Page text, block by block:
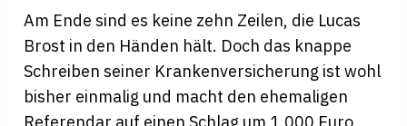
Am Ende sind es keine zehn Zeilen, die Lucas
Brost in den Händen hält. Doch das knappe
Schreiben seiner Krankenversicherung ist wohl
bisher einmalig und macht den ehemaligen